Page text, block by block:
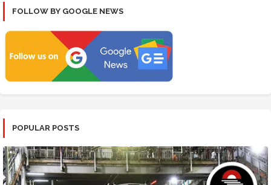
FOLLOW BY GOOGLE NEWS
POPULAR POSTS